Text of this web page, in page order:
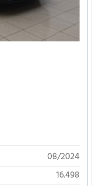
08/2024
16.498